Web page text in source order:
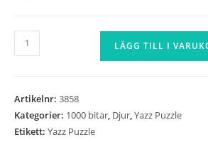
Yazz
Puzzle
Kitten
-
LÄGG TILL I
Artikelnr: 3858
Kategorier: 1000 bitar, Djur,Yazz Puzzle
Etikett: Yazz Puzzle